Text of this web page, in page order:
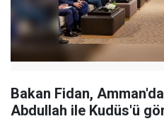
Bakan Fidan,
Abdullah ile Kudüs'ü